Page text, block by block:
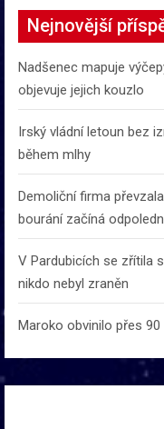
Nejnovější
Nadšenec mapuje
objevuje jejich kouzlo
Irský vládní letoun bez
během mlhy
Demoliční firma
bourání začíná
V Pardubicích se zřítila
nikdo nebyl zraněn
Maroko obvinilo přes